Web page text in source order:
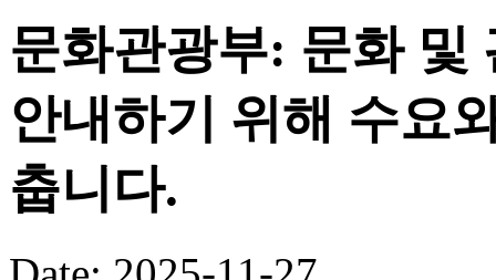
문화관광부: 문화 및
안내하기 위해 수요
춥니다.